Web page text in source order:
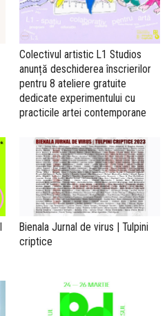
Colectivul artistic L1 Studios
anunță deschiderea înscrierilor
pentru 8 ateliere gratuite
dedicate experimentului cu
practicile artei contemporane
Bienala Jurnal de virus | Tulpini
criptice